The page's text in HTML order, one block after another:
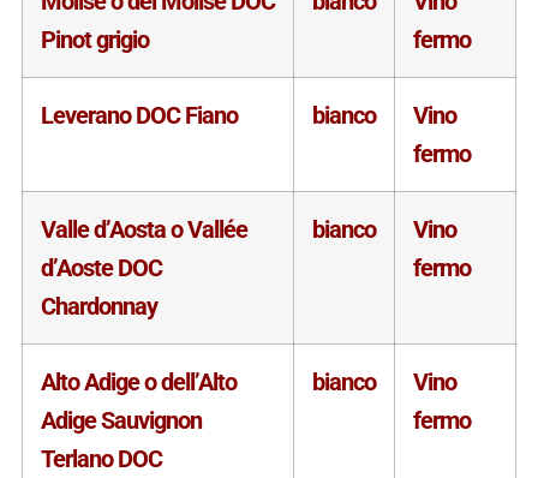
Pinot grigio
fermo
Leverano DOC Fiano bianco
Vino
fermo
Valle d’Aosta o Vallée
d’Aoste DOC
Chardonnay
bianco
Vino
fermo
Alto Adige o dell’Alto
Adige Sauvignon
Terlano DOC
bianco
Vino
fermo